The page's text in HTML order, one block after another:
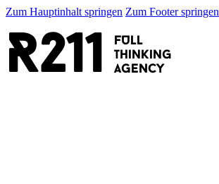
Zum Hauptinhalt springen Zum Footer springen
R211
FULL
thinking
AGENCY